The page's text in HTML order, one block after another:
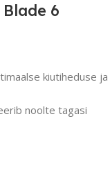
6
kiutiheduse ja
noolte tagasi